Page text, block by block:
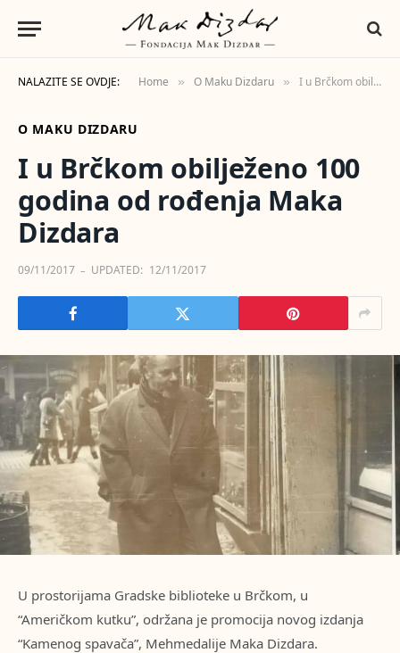
NALAZITE SE OVDJE: Home » O Maku Dizdaru » I u Brčkom obilježeno 100 godina od rođenja Maka Dizdara
O MAKU DIZDARU
I u Brčkom obilježeno 100
godina od rođenja Maka
Dizdara
09/11/2017 UPDATED: 12/11/2017
U prostorijama Gradske biblioteke u Brčkom, u
“Američkom kutku”, održana je promocija novog izdanja
“Kamenog spavača”, Mehmedalije Maka Dizdara.